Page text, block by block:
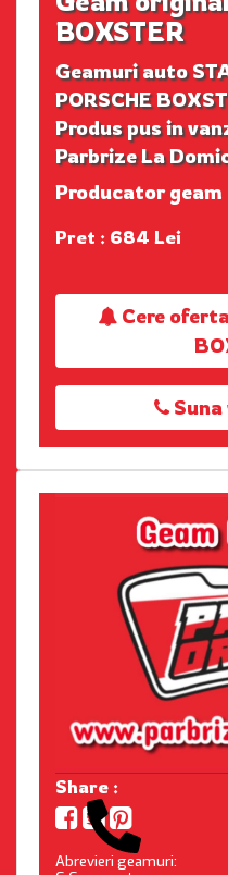
BOXSTER
Geamuri auto
PORSCHE
Produs pus in
Parbrize La
Producator geam
Pret : 684 Lei
Cere
Suna
Share :
Abrevieri geamuri: